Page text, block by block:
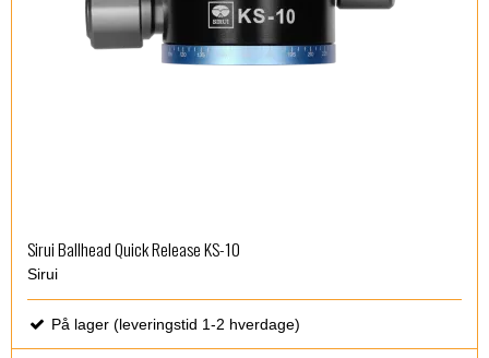
Sirui Ballhead Quick Release KS-10
Sirui
På lager (leveringstid 1-2 hverdage)